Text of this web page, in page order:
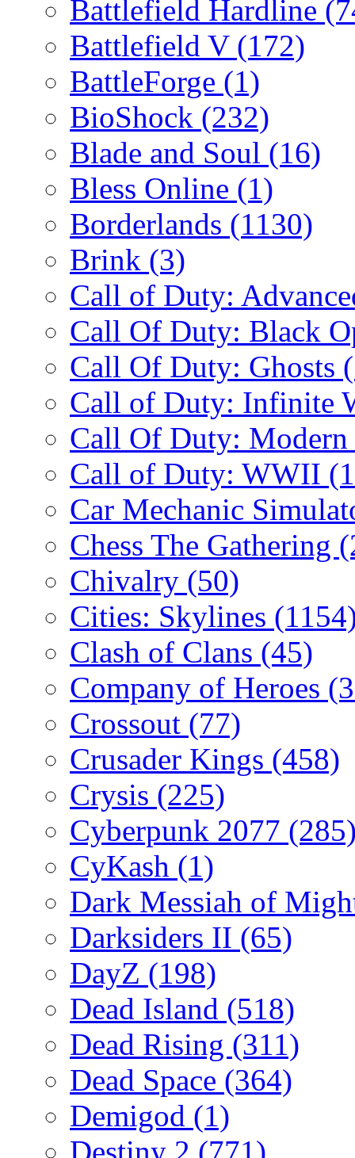
Battlefield Hardline
Battlefield V (172)
BattleForge (1)
BioShock (232)
Blade and Soul (16)
Bless Online (1)
Borderlands (1130)
Brink (3)
Call of Duty:
Call Of Duty: Black
Call Of Duty: Ghosts
Call of Duty: Infinite
Call Of Duty:
Call of Duty: WWII
Car Mechanic
Chess The Gathering
Chivalry (50)
Cities: Skylines
Clash of Clans (45)
Company of Heroes
Crossout (77)
Crusader Kings (458)
Crysis (225)
Cyberpunk 2077
CyKash (1)
Dark Messiah of
Darksiders II (65)
DayZ (198)
Dead Island (518)
Dead Rising (311)
Dead Space (364)
Demigod (1)
Destiny 2 (771)